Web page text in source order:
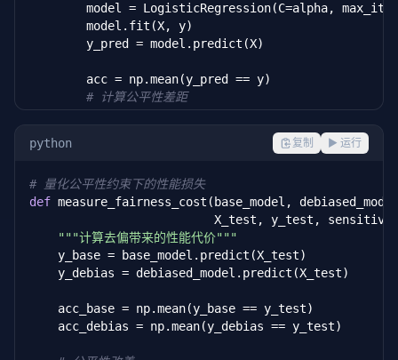
model = LogisticRegression(C=alpha,
        model.fit(X, y)
        y_pred = model.predict(X)
        acc = np.mean(y_pred == y)
# 计算公平性差距
        groups = set(sensitive)
        rates = [np.mean(y_pred[sensitive == g])
for
        gap = max(rates) - min(rates)
        accuracies.append(acc)
        fairness_gaps.append(gap)
return accuracies, fairness_gaps
python 复制 ▶ 运行
# 量化公平性约束下的性能损失
def measure_fairness_cost(base_model,
X_test, y_test,
"""计算去偏带来的性能代价"""
    y_base = base_model.predict(X_test)
    y_debias = debiased_model.predict(X_test)
    acc_base = np.mean(y_base == y_test)
    acc_debias = np.mean(y_debias == y_test)